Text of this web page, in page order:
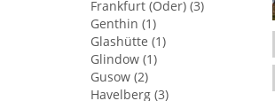
Frankfurt (Oder) (3)
Genthin (1)
Glashütte (1)
Glindow (1)
Gusow (2)
Havelberg (3)